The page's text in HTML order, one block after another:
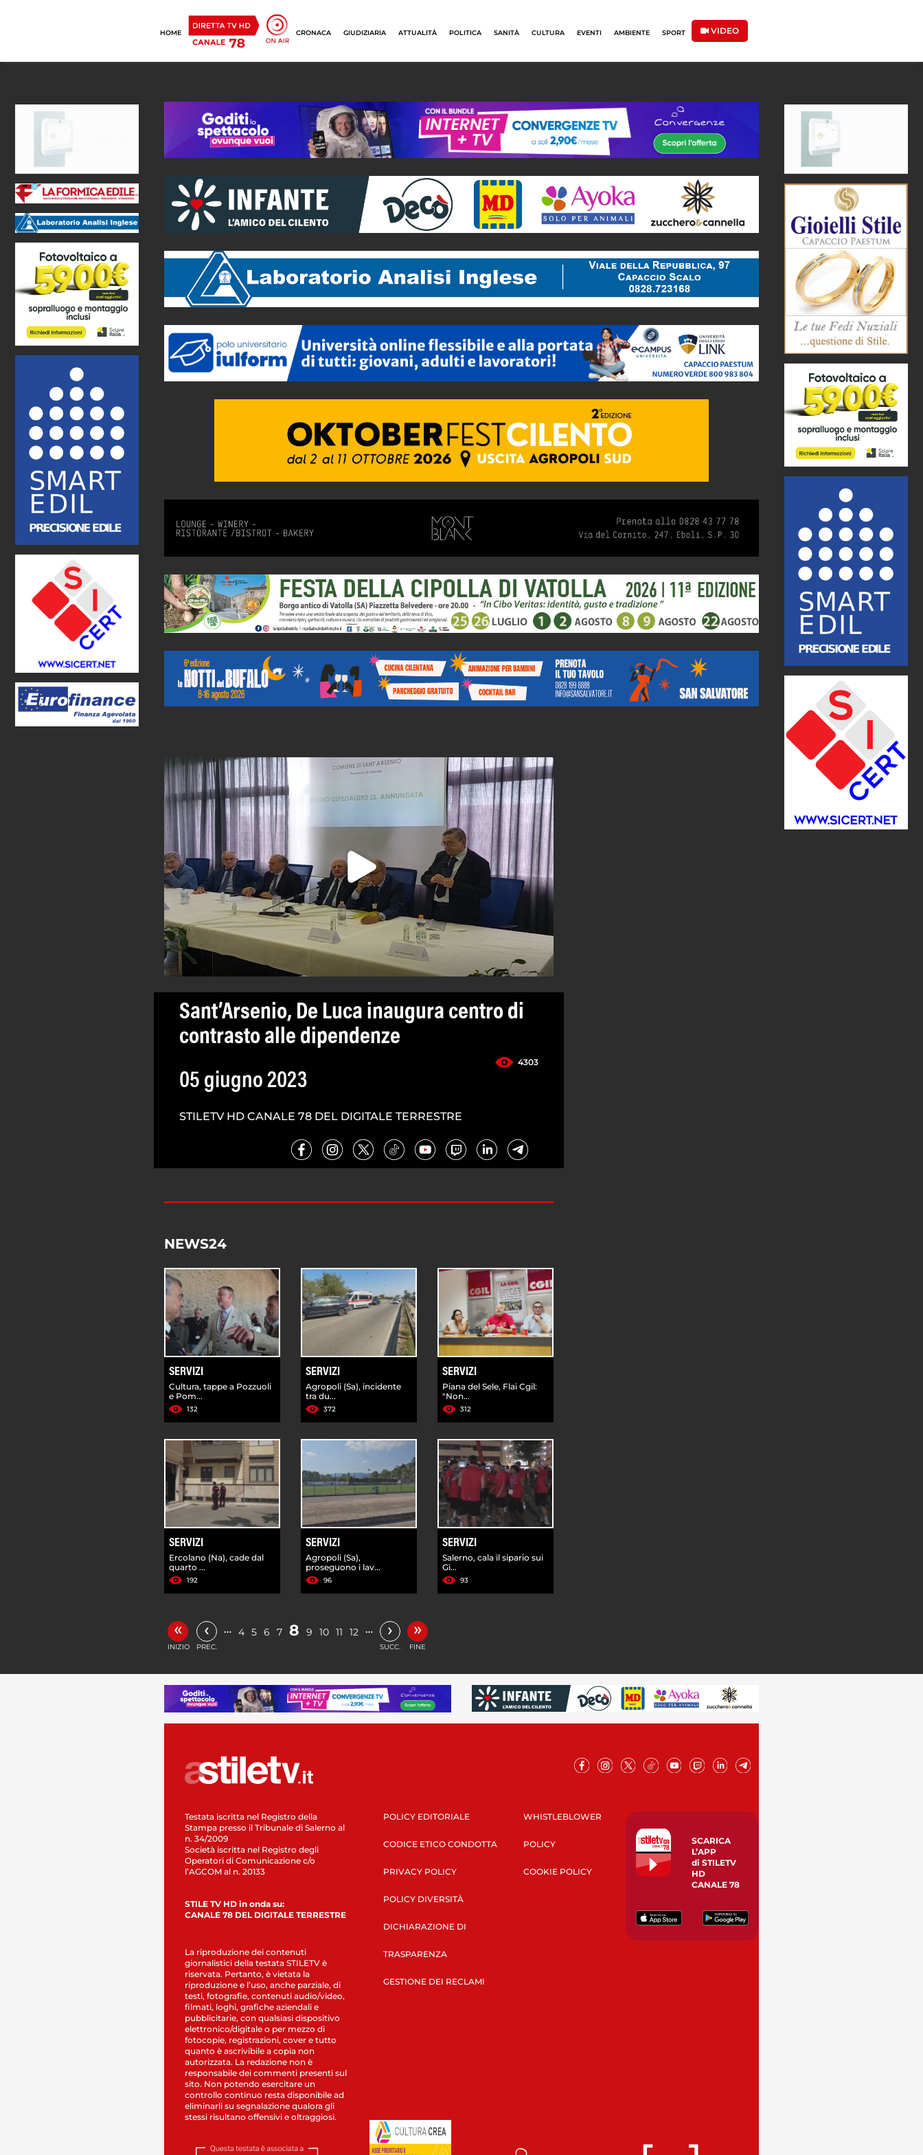
HOME CRONACA GIUDIZIARIA ATTUALITÀ POLITICA SANITÀ CULTURA EVENTI AMBIENTE SPORT VIDEO
Sant’Arsenio, De Luca inaugura centro di
contrasto alle dipendenze
4303
05 giugno 2023
STILETV HD CANALE 78 DEL DIGITALE TERRESTRE
NEWS24
SERVIZI
Cultura, tappe a Pozzuoli
e Pom...
132
SERVIZI
Agropoli (Sa), incidente
tra du...
372
SERVIZI
Piana del Sele, Flai Cgil:
"Non...
312
SERVIZI
Ercolano (Na), cade dal
quarto ...
192
SERVIZI
Agropoli (Sa),
proseguono i lav...
96
SERVIZI
Salerno, cala il sipario sui
Gi...
93
«
INIZIO
‹
PREC.
… 4 5 6 7 8 9 10 11 12 … ›
SUCC.
»
FINE
Testata iscritta nel Registro della
Stampa presso il Tribunale di Salerno al
n. 34/2009
Società iscritta nel Registro degli
Operatori di Comunicazione c/o
l’AGCOM al n. 20133
STILE TV HD in onda su:
CANALE 78 DEL DIGITALE TERRESTRE
La riproduzione dei contenuti
giornalistici della testata STILETV è
riservata. Pertanto, è vietata la
riproduzione e l’uso, anche parziale, di
testi, fotografie, contenuti audio/video,
filmati, loghi, grafiche aziendali e
pubblicitarie, con qualsiasi dispositivo
elettronico/digitale o per mezzo di
fotocopie, registrazioni, cover e tutto
quanto è ascrivibile a copia non
autorizzata. La redazione non è
responsabile dei commenti presenti sul
sito. Non potendo esercitare un
controllo continuo resta disponibile ad
eliminarli su segnalazione qualora gli
stessi risultano offensivi e oltraggiosi.
POLICY EDITORIALE
CODICE ETICO CONDOTTA
PRIVACY POLICY
POLICY DIVERSITÀ
DICHIARAZIONE DI
TRASPARENZA
GESTIONE DEI RECLAMI
WHISTLEBLOWER
POLICY
COOKIE POLICY
SCARICA
L’APP
di STILETV
HD
CANALE 78